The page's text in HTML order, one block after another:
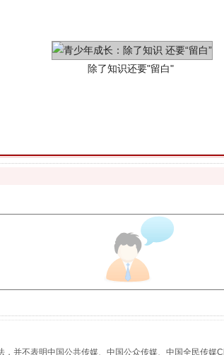
，并不表明中国公共传媒、中国公众传媒、中国全民传